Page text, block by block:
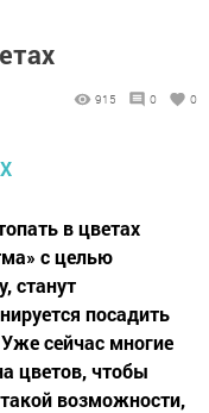
915 0 0
в цветах
с целью
станут
посадить
сейчас многие
цветов, чтобы
возможности,